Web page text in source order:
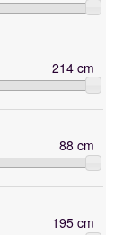
214 cm
88 cm
195 cm